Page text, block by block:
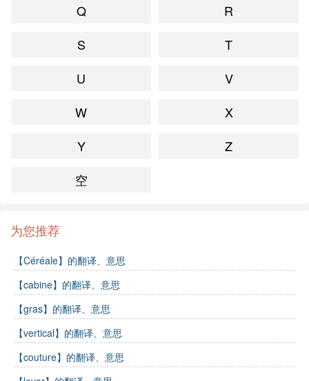
Q
R
S
T
U
V
W
X
Y
Z
空
为您推荐
【Céréale】的翻译、意思
【cabine】的翻译、意思
【gras】的翻译、意思
【vertical】的翻译、意思
【couture】的翻译、意思